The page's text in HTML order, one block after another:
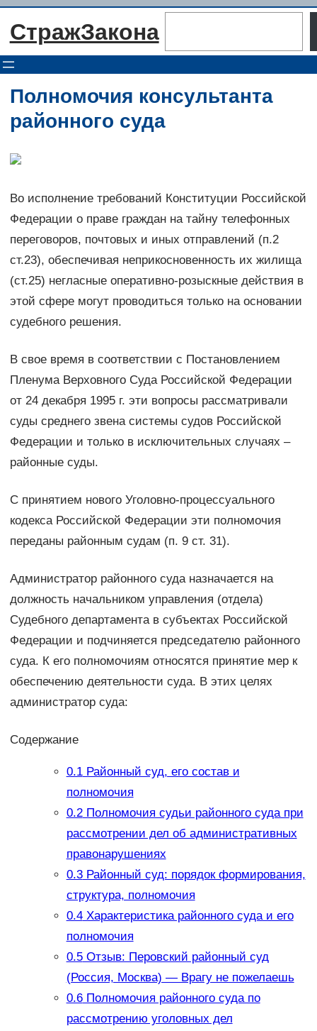
Перейти
СтражЗакона
Полномочия консультанта
районного суда
Во исполнение требований Конституции Российской
Федерации о праве граждан на тайну телефонных
переговоров, почтовых и иных отправлений (п.2
ст.23), обеспечивая неприкосновенность их жилища
(ст.25) негласные оперативно-розыскные действия в
этой сфере могут проводиться только на основании
судебного решения.
В свое время в соответствии с Постановлением
Пленума Верховного Суда Российской Федерации
от 24 декабря 1995 г. эти вопросы рассматривали
суды среднего звена системы судов Российской
Федерации и только в исключительных случаях –
районные суды.
С принятием нового Уголовно-процессуального
кодекса Российской Федерации эти полномочия
переданы районным судам (п. 9 ст. 31).
Администратор районного суда назначается на
должность начальником управления (отдела)
Судебного департамента в субъектах Российской
Федерации и подчиняется председателю районного
суда. К его полномочиям относятся принятие мер к
обеспечению деятельности суда. В этих целях
администратор суда:
Содержание
0.1Районный суд, его состав и
полномочия
0.2Полномочия судьи районного суда при
рассмотрении дел об административных
правонарушениях
0.3Районный суд: порядок формирования,
структура, полномочия
0.4Характеристика районного суда и его
полномочия
0.5Отзыв: Перовский районный суд
(Россия, Москва) — Врагу не пожелаешь
0.6Полномочия районного суда по
рассмотрению уголовных дел